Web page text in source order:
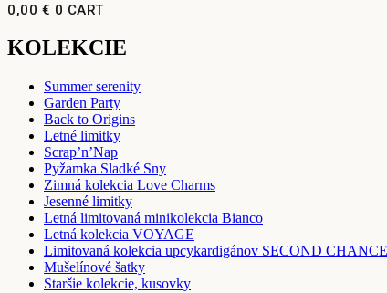
0,00 € 0 CART
KOLEKCIE
Summer serenity
Garden Party
Back to Origins
Letné limitky
Scrap’n’Nap
Pyžamka Sladké Sny
Zimná kolekcia Love Charms
Jesenné limitky
Letná limitovaná minikolekcia Bianco
Letná kolekcia VOYAGE
Limitovaná kolekcia upcykardigánov SECOND CHANCE
Mušelínové šatky
Staršie kolekcie, kusovky